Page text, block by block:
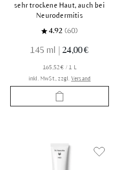
sehr trockene Haut, auch bei
Neurodermitis
4.92 (60)
145 ml 24,00 €
165,52 € / 1 L
inkl. MwSt., zzgl. Versand